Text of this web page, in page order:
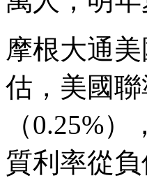
摩根大通
估，美國
（0.25%
質利率從